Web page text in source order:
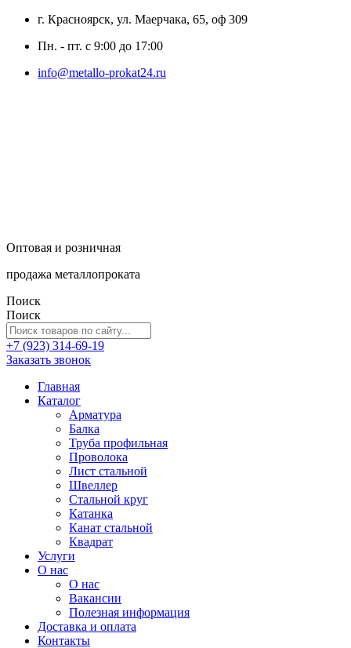
г. Красноярск, ул. Маерчака, 65, оф 309
Пн. - пт. с 9:00 до 17:00
info@metallo-prokat24.ru
Оптовая и розничная
продажа металлопроката
Поиск
Поиск
+7 (923) 314-69-19
Заказать звонок
Главная
Каталог
Арматура
Балка
Труба профильная
Проволока
Лист стальной
Швеллер
Стальной круг
Катанка
Канат стальной
Квадрат
Услуги
О нас
О нас
Вакансии
Полезная информация
Доставка и оплата
Контакты